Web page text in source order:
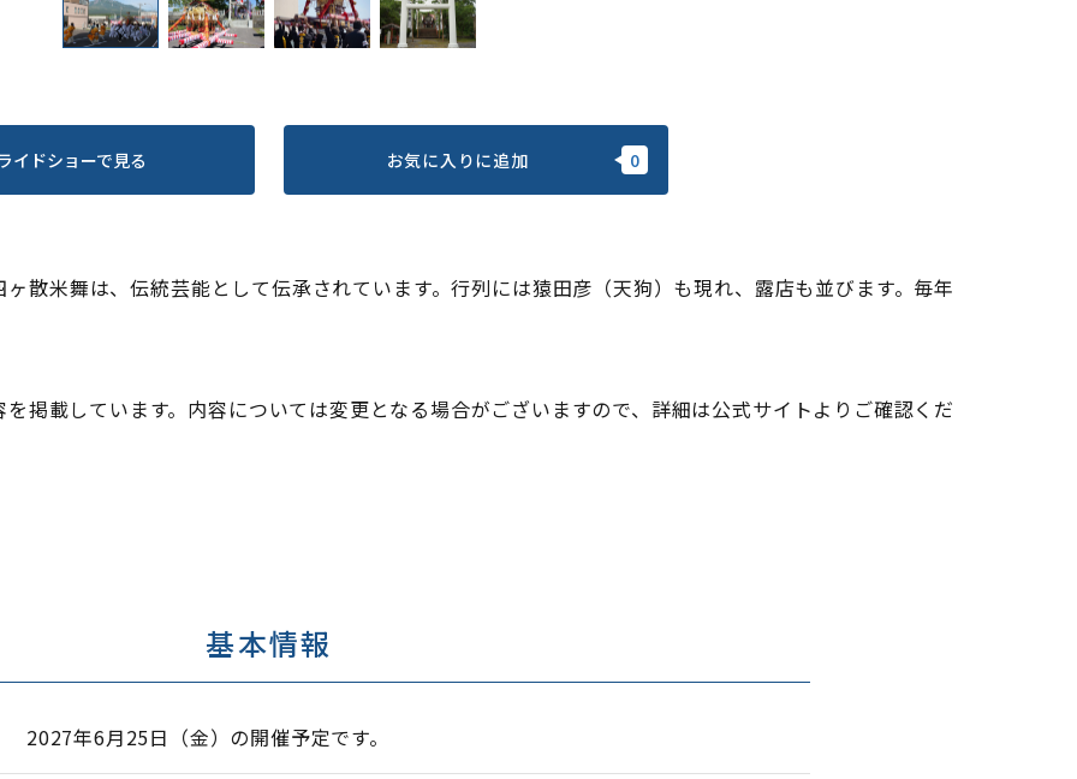
散米舞は、伝統芸能として伝承されています。行列には猿田彦（天狗）も現れ、露店も並びます。毎年
掲載しています。内容については変更となる場合がございますので、詳細は公式サイトよりご確認くだ
イドショーで見る お気に入りに追加
基本情報
2027年6月25日（金）の開催予定です。